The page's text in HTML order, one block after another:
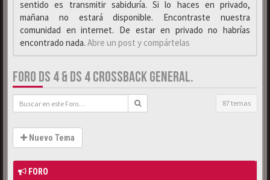
sentido es transmitir sabiduría. Si lo haces en privado,
mañana no estará disponible. Encontraste nuestra
comunidad en internet. De estar en privado no habrías
encontrado nada. Abre un post y compártelas
FORO DS 4 & DS 4 CROSSBACK GENERAL.
87 temas
Nuevo Tema
FORO